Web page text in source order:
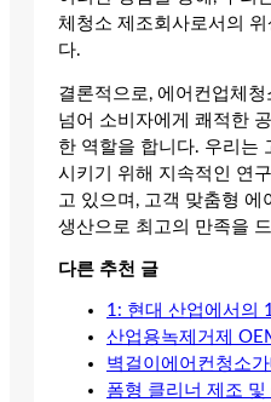
체청소 제조회사로서의
다.
결론적으로, 에어컨업체
넘어 소비자에게 쾌적한
한 역할을 합니다. 우리는
시키기 위해 지속적인 연
고 있으며, 고객 맞춤형
생산으로 최고의 만족을
다른 추천 글
1: 현대 산업에서의
산업용녹제거제
벽걸이에어컨청소
폼형 클리너 제조